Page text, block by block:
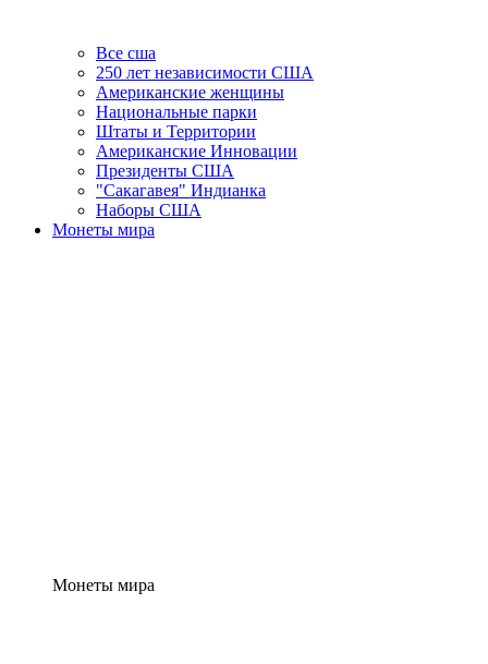
Все сша
250 лет независимости США
Американские женщины
Национальные парки
Штаты и Территории
Американские Инновации
Президенты США
"Сакагавея" Индианка
Наборы США
Монеты мира
Монеты мира